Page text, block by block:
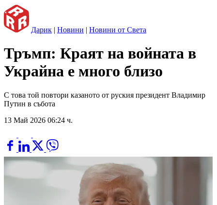
Дарик | Новини | Новини от Света
Тръмп: Краят на войната в
Украйна е много близо
С това той повтори казаното от руския президент Владимир
Путин в събота
13 Май 2026 06:24 ч.